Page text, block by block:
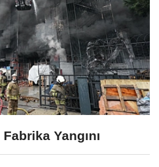
Yangını